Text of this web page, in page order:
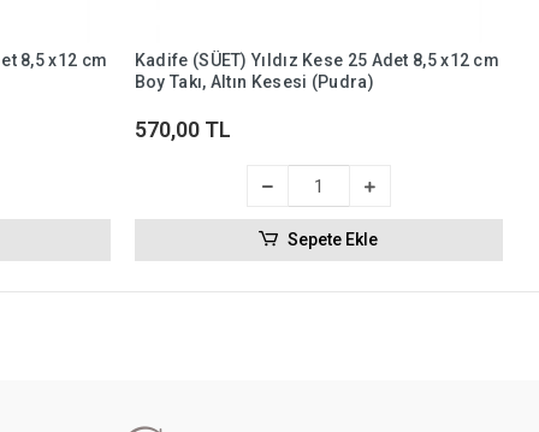
8,5 x12 cm
Kadife (SÜET) Yıldız Kese 25 Adet 8,5 x12 cm
Boy Takı, Altın Kesesi (Pudra)
570,00 TL
Sepete Ekle